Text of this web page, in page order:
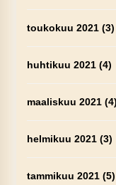
toukokuu 2021(3)
huhtikuu 2021(4)
maaliskuu 2021(4)
helmikuu 2021(3)
tammikuu 2021(5)